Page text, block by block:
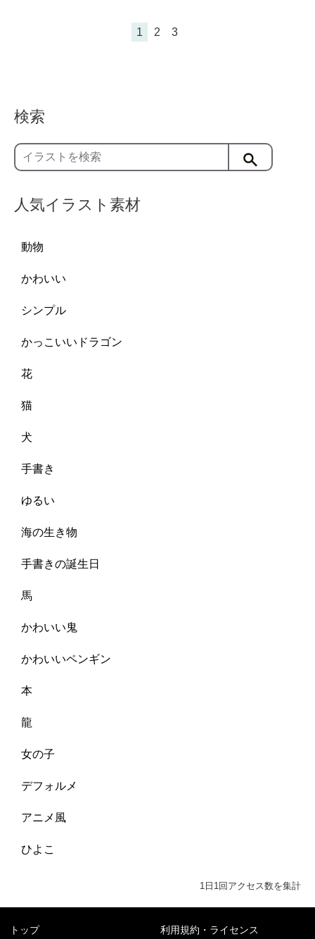
1 2 3
検索
人気イラスト素材
動物
かわいい
シンプル
かっこいいドラゴン
花
猫
犬
手書き
ゆるい
海の生き物
手書きの誕生日
馬
かわいい鬼
かわいいペンギン
本
龍
女の子
デフォルメ
アニメ風
ひよこ
1日1回アクセス数を集計
トップ 利用規約・ライセンス